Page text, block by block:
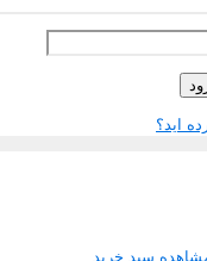
اید؟
سبد خرید